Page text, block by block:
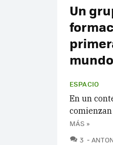
Un
ESPACIO
En un
MÁS »
3